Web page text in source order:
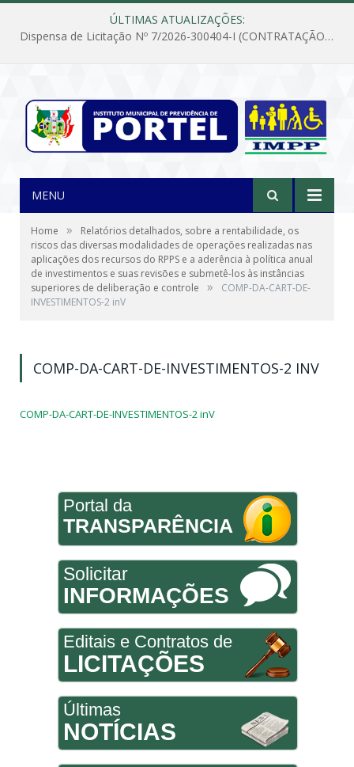
ÚLTIMAS ATUALIZAÇÕES:
Dispensa de Licitação Nº 7/2026-300404-I (CONTRATAÇÃO DE EMPRESA PARA MANUTENÇÃO E REPARAÇÃO DE APARELHOS DE AR CONDICIONADO, EM ATENDIMENTO ÀS NECESSIDADES DO INSTITUTO DE PREVIDÊNCIA MUNICIPAL DE PORTEL/PA)
MENU
Home »
Relatórios detalhados, sobre a rentabilidade, os
riscos das diversas modalidades de operações realizadas nas
aplicações dos recursos do RPPS e a aderência à política anual
de investimentos e suas revisões e submetê-los às instâncias
superiores de deliberação e controle
»
COMP-DA-CART-DE-
INVESTIMENTOS-2 inV
COMP-DA-CART-DE-INVESTIMENTOS-2 INV
COMP-DA-CART-DE-INVESTIMENTOS-2 inV
Portal da
TRANSPARÊNCIA
Solicitar
INFORMAÇÕES
Editais e Contratos de
LICITAÇÕES
Últimas
NOTÍCIAS